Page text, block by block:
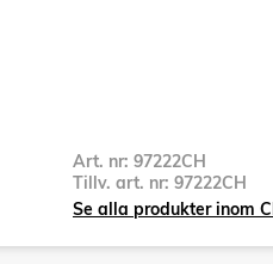
Art. nr: 97222CH
Tillv. art. nr: 97222CH
Se alla produkter inom